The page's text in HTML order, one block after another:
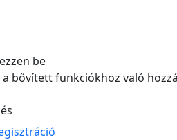
be
a bővített funkciókhoz való